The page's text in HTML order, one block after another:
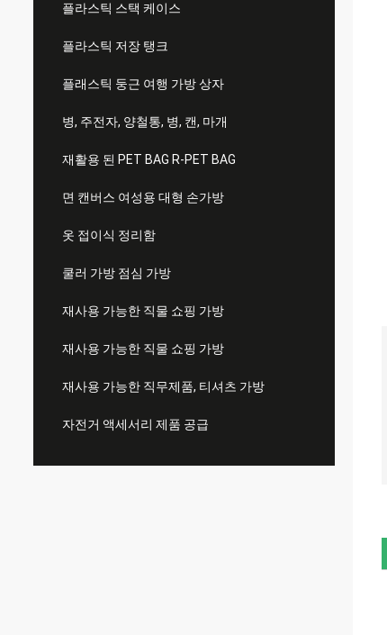
플라스틱 스택 케이스
플라스틱 저장 탱크
플래스틱 둥근 여행 가방 상자
병, 주전자, 양철통, 병, 캔, 마개
재활용 된 PET BAG R-PET BAG
면 캔버스 여성용 대형 손가방
옷 접이식 정리함
쿨러 가방 점심 가방
재사용 가능한 직물 쇼핑 가방
재사용 가능한 직물 쇼핑 가방
재사용 가능한 직무제품, 티셔츠 가방
자전거 액세서리 제품 공급